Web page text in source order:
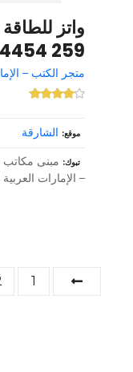
259 4454
متجر الكتب –
موقع الشارقة
تبوك
– الإمارات
1